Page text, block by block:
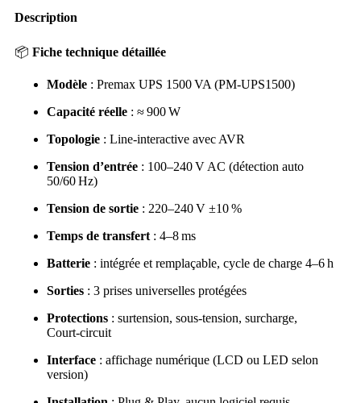
Description
📦 Fiche technique détaillée
Modèle : Premax UPS 1500 VA (PM‑UPS1500)
Capacité réelle : ≈ 900 W
Topologie : Line‑interactive avec AVR
Tension d’entrée : 100–240 V AC (détection auto
50/60 Hz)
Tension de sortie : 220–240 V ±10 %
Temps de transfert : 4–8 ms
Batterie : intégrée et remplaçable, cycle de charge 4–6 h
Sorties : 3 prises universelles protégées
Protections : surtension, sous‑tension, surcharge,
Court‑circuit
Interface : affichage numérique (LCD ou LED selon
version)